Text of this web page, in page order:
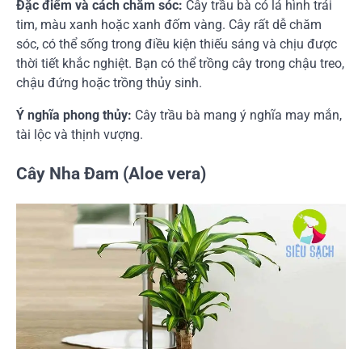
Đặc điểm và cách chăm sóc: Cây trầu bà có lá hình trái
tim, màu xanh hoặc xanh đốm vàng. Cây rất dễ chăm
sóc, có thể sống trong điều kiện thiếu sáng và chịu được
thời tiết khắc nghiệt. Bạn có thể trồng cây trong chậu treo,
chậu đứng hoặc trồng thủy sinh.
Ý nghĩa phong thủy: Cây trầu bà mang ý nghĩa may mắn,
tài lộc và thịnh vượng.
Cây Nha Đam (Aloe vera)